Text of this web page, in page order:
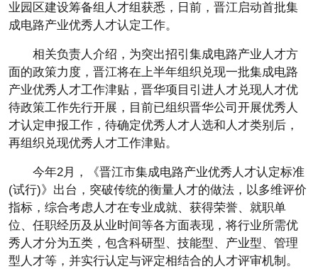
业园区建设筹备组人才组获悉，日前，晋江启动首批集
成电路产业优秀人才认定工作。
相关负责人介绍，为突出招引集成电路产业人才方
面的政策力度，晋江将在上半年组织兑现一批集成电路
产业优秀人才工作津贴，晋华项目引进人才兑现人才优
待政策工作先行开展，目前已组织晋华公司开展优秀人
才认定申报工作，待确定优秀人才人选和人才类别后，
再组织兑现优秀人才工作津贴。
今年2月，《晋江市集成电路产业优秀人才认定标准
(试行)》出台，突破传统的衡量人才的做法，以多维评价
指标，综合考虑人才在专业成就、获得荣誉、就职单
位、任职经历及从业时间等各方面表现，将行业所需优
秀人才分为五类，包含科研型、技能型、产业型、管理
型人才等，并实行认定与评定相结合的人才评审机制。